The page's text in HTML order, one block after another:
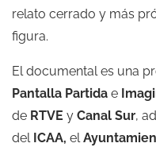
relato cerrado y más
figura.
El documental es una
Pantalla Partida e
de RTVE y Canal Sur,
del ICAA, el